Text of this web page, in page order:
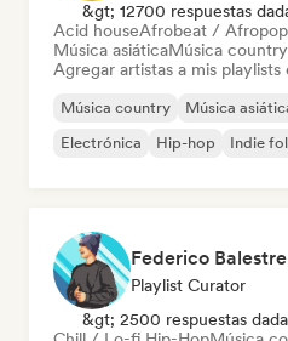
&gt; 12700 respuestas
Acid houseAfrobeat / Afropop
Música asiáticaMúsica country
Agregar artistas a mis
Música country Música
Electrónica
Hip-hop Indie
Federico
Playlist Curator
&gt; 2500 respuestas